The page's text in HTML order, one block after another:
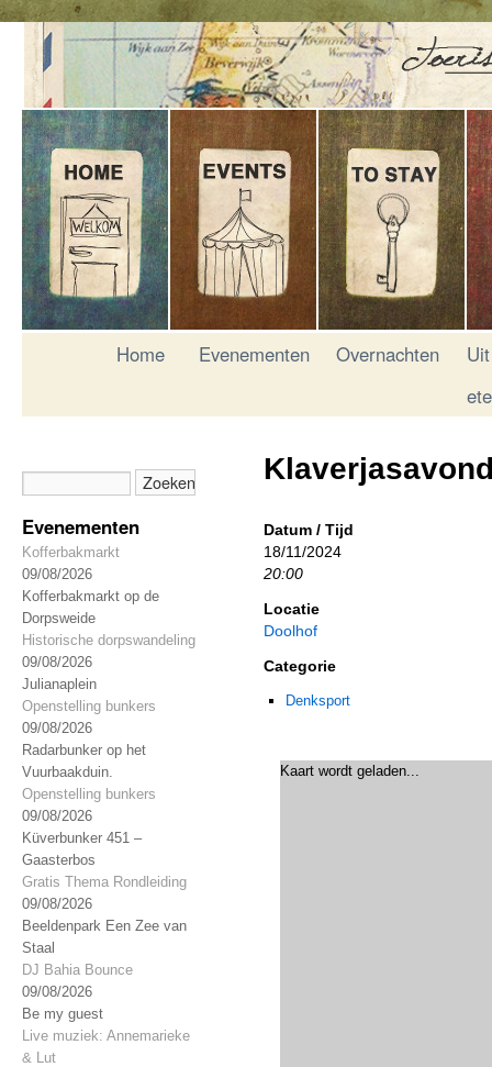
Home Evenementen Overnachten
Uit
Evenementen
Kofferbakmarkt
09/08/2026
Kofferbakmarkt op de
Dorpsweide
Historische dorpswandeling
09/08/2026
Julianaplein
Openstelling bunkers
09/08/2026
Radarbunker op het
Vuurbaakduin.
Openstelling bunkers
09/08/2026
Küverbunker 451 –
Gaasterbos
Gratis Thema Rondleiding
09/08/2026
Beeldenpark Een Zee van
Staal
DJ Bahia Bounce
09/08/2026
Be my guest
Live muziek: Annemarieke
& Lut
Datum / Tijd
18/11/2024
20:00
Locatie
Doolhof
Categorie
Denksport
Kaart wordt geladen...